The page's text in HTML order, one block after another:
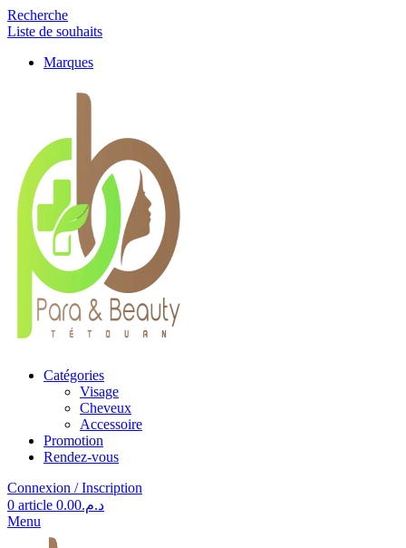
Recherche
Liste de souhaits
Marques
Catégories
Visage
Cheveux
Accessoire
Promotion
Rendez-vous
Connexion / Inscription
0 article د.م.0.00
Menu